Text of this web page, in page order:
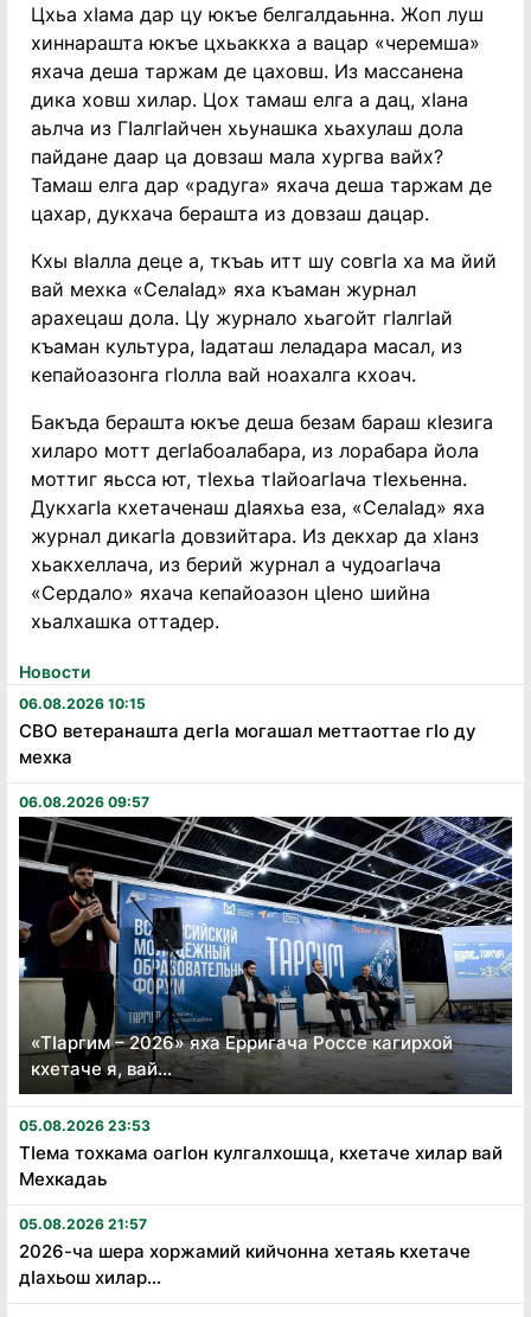
Новости
06.08.2026 10:15
СВО ветеранашта дегӏа могашал меттаоттае гӏо ду
мехка
06.08.2026 09:57
«Тӏаргим – 2026» яха Ерригача Россе кагирхой
кхетаче я, вай...
05.08.2026 23:53
Тӏема тохкама оагӏон кулгалхошца, кхетаче хилар вай
Мехкадаь
05.08.2026 21:57
2026-ча шера хоржамий кийчонна хетаяь кхетаче
дӏахьош хилар...
Цхьа хӀама дар цу юкъе белгалдаьнна. Жоп луш
хиннарашта юкъе цхьаккха а вацар «черемша»
яхача деша таржам де цаховш. Из массанена
дика ховш хилар. Цох тамаш елга а дац, хӀана
аьлча из ГӀалгӀайчен хьунашка хьахулаш дола
пайдане даар ца довзаш мала хургва вайх?
Тамаш елга дар «радуга» яхача деша таржам де
цахар, дукхача берашта из довзаш дацар.
Кхы вӀалла деце а, ткъаь итт шу совгӀа ха ма йий
вай мехка «СелаӀад» яха къаман журнал
арахецаш дола. Цу журнало хьагойт гӀалгӀай
къаман культура, Ӏадаташ леладара масал, из
кепайоазонга гӀолла вай ноахалга кхоач.
Бакъда берашта юкъе деша безам бараш кӀезига
хиларо мотт дегӀабоалабара, из лорабара йола
моттиг яьсса ют, тӀехьа тӀайоагӀача тӀехьенна.
ДукхагӀа кхетаченаш дӀаяхьа еза, «СелаӀад» яха
журнал дикагӀа довзийтара. Из декхар да хӀанз
хьакхеллача, из берий журнал а чудоагӀача
«Сердало» яхача кепайоазон цӀено шийна
хьалхашка оттадер.